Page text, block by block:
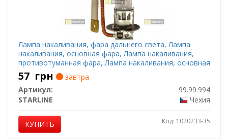
Лампа накаливания, фара дальнего света, Лампа
накаливания, основная фара, Лампа накаливания,
противотуманная фара, Лампа накаливания, основная
фара, Лампа накаливания, фара дальнего света,
Лампа накаливания, противотуманная фара, Лампа
накаливания, ф
57 грн
завтра
Артикул:
99.99.994
STARLINE
Чехия
КУПИТЬ Код: 1020233-35